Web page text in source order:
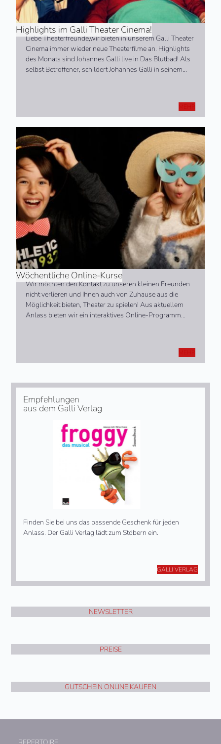
Highlights im Galli Theater Cinema!
Liebe Theaterfreunde,wir bieten in unserem Galli Theater
Cinema immer wieder neue Theaterfilme an. Highlights
des Monats sind Johannes Galli live in Das Blutbad! Als
selbst Betroffener, schildert Johannes Galli in seinem…
Wöchentliche Online-Kurse
Wir möchten den Kontakt zu unseren kleinen Freunden
nicht verlieren und Ihnen auch von Zuhause aus die
Möglichkeit bieten, Theater zu spielen! Aus aktuellem
Anlass bieten wir ein interaktives Online-Programm…
Empfehlungen
aus dem Galli Verlag
Finden Sie bei uns das passende Geschenk für jeden
Anlass. Der Galli Verlag lädt zum Stöbern ein.
GALLI VERLAG
NEWSLETTER
PREISE
GUTSCHEIN ONLINE KAUFEN
REPERTOIRE